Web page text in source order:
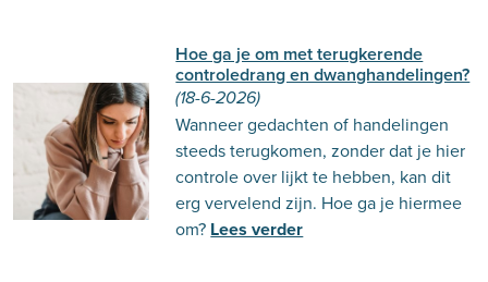
Hoe ga je om met terugkerende
controledrang en dwanghandelingen?
(18-6-2026)
Wanneer gedachten of handelingen
steeds terugkomen, zonder dat je hier
controle over lijkt te hebben, kan dit
erg vervelend zijn. Hoe ga je hiermee
om? Lees verder